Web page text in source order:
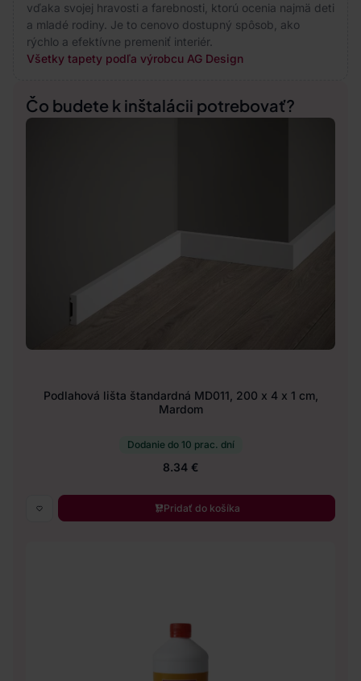
vďaka svojej hravosti a farebnosti, ktorú ocenia najmä deti
a mladé rodiny. Je to cenovo dostupný spôsob, ako
rýchlo a efektívne premeniť interiér.
Všetky tapety podľa výrobcu AG Design
Čo budete k inštalácii potrebovať?
Podlahová lišta štandardná MD011, 200 x 4 x 1 cm,
Mardom
Dodanie do 10 prac. dní
8.34 €
Pridať do košíka